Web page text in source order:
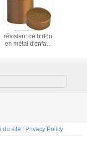
Conteneur
résistant de bidon
en métal d'enfant
sucrerie
du site | Privacy Policy